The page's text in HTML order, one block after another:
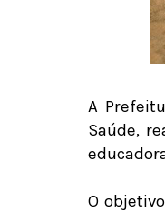
A
Saúde,
O